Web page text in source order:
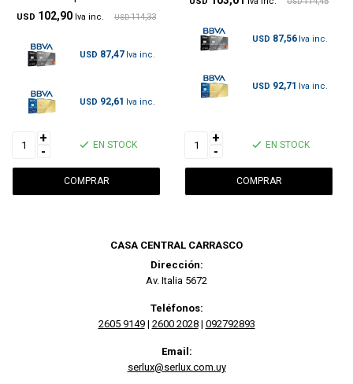
USD 102,90 USD 114,33
USD 87,47
USD 92,61
+
-
EN STOCK
USD
USD 87,56
USD 92,71
+
-
EN STOCK
CASA CENTRAL CARRASCO
Dirección:
Av. Italia 5672
Teléfonos:
2605 9149| 2600 2028| 092792893
Email:
serlux@serlux.com.uy